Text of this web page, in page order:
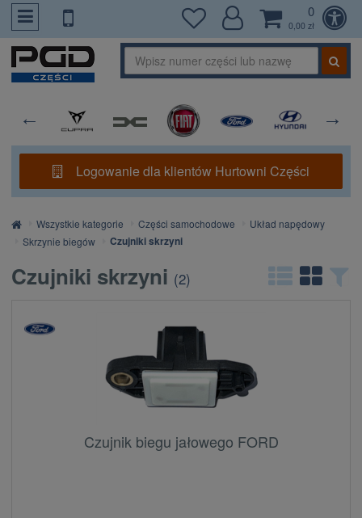
PrzejdzDoTresci
0
0,00 zł
Logowanie dla klientów Hurtowni Części
Strona
główna
Wszystkie kategorie Części samochodowe
Układ napędowy
Skrzynie biegów
Czujniki skrzyni
Czujniki skrzyni (2)
Czujnik biegu jałowego FORD